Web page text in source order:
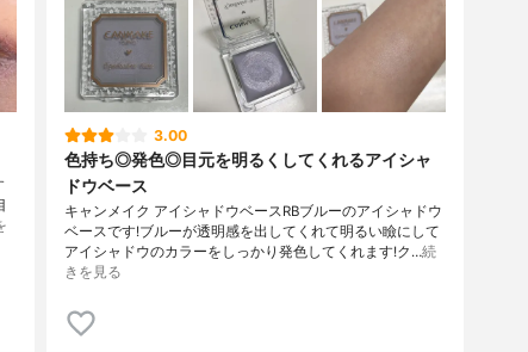
3.00
色持ち◎発色◎目元を明るくしてくれるアイシャ
ドウベース
キャンメイク アイシャドウベースRBブルーのアイシャドウ
ベースです!ブルーが透明感を出してくれて明るい瞼にして
アイシャドウのカラーをしっかり発色してくれます!ク…続
きを見る